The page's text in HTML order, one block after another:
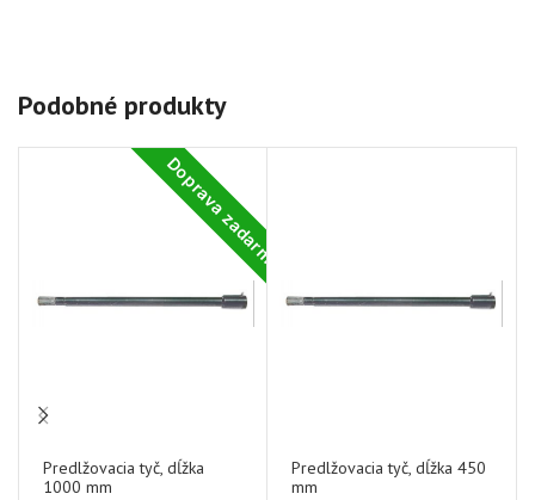
Podobné produkty
Doprava zadarmo
Predlžovacia tyč, dĺžka
1000 mm
Predlžovacia tyč, dĺžka 450
mm